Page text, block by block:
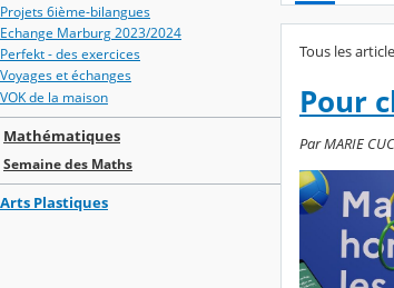
Projets 6ième-bilangues
Echange Marburg 2023/2024
Perfekt - des exercices
Voyages et échanges
VOK de la maison
Mathématiques
Semaine des Maths
Arts Plastiques
Tous les
Pour
Par MARIE